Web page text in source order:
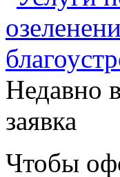
Недавно
заявка
Чтобы